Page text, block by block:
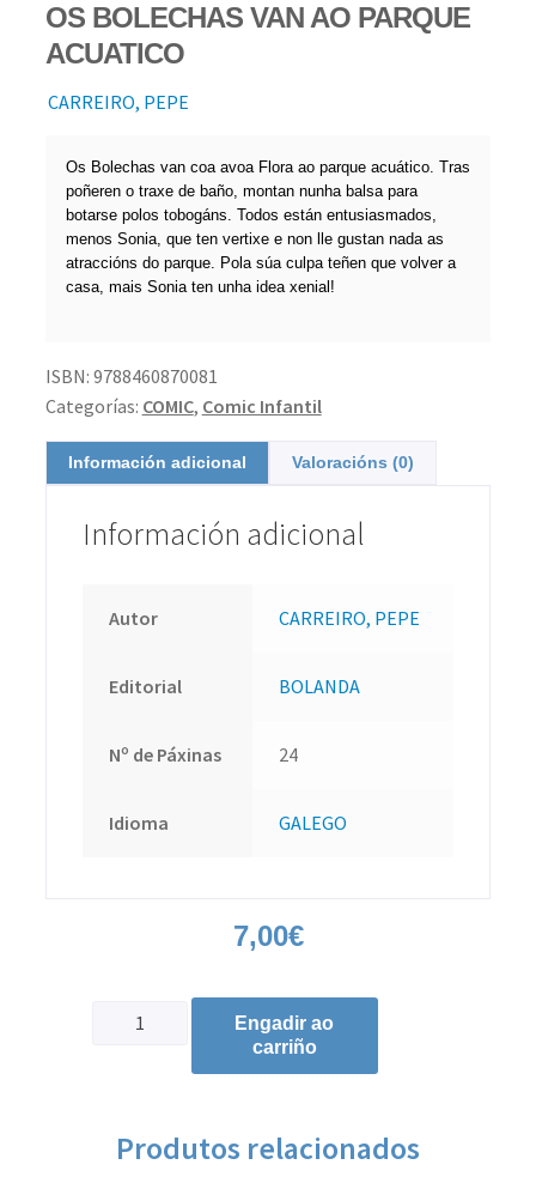
OS BOLECHAS VAN AO PARQUE
ACUATICO
CARREIRO, PEPE
Os Bolechas van coa avoa Flora ao parque acuático. Tras
poñeren o traxe de baño, montan nunha balsa para
botarse polos tobogáns. Todos están entusiasmados,
menos Sonia, que ten vertixe e non lle gustan nada as
atraccións do parque. Pola súa culpa teñen que volver a
casa, mais Sonia ten unha idea xenial!
ISBN: 9788460870081
Categorías: COMIC, Comic Infantil
Información adicional Valoracións (0)
Información adicional
Autor CARREIRO, PEPE
Editorial BOLANDA
Nº de Páxinas 24
Idioma GALEGO
7,00€
Engadir ao
carriño
Produtos relacionados